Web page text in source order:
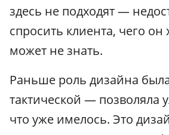
здесь не подходят —
спросить клиента, чего он
может не знать.
Раньше роль дизайна
тактической — позволяла
что уже имелось. Это